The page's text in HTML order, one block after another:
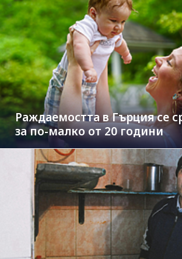
Раждаемостта в Гърция се
за по-малко от 20 години